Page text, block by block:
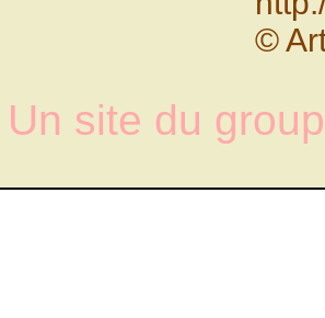
©
Un site du